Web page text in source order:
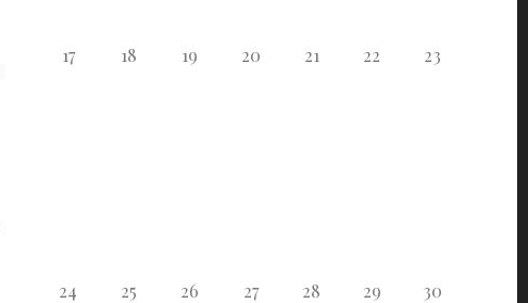
17 18 19 20 21 22 23
24 25 26 27 28 29 30